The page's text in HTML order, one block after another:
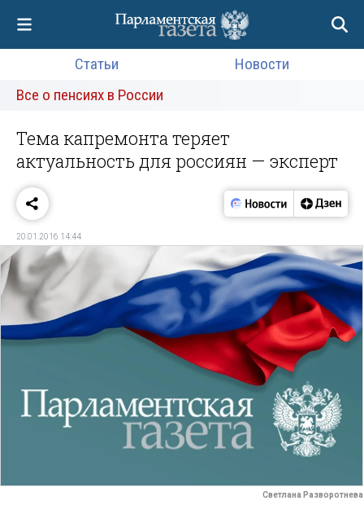
Статьи
Новости
Все о пенсиях в России
Тема капремонта теряет
актуальность для россиян — эксперт
20.01.2016 14:44
Светлана Разворотнева